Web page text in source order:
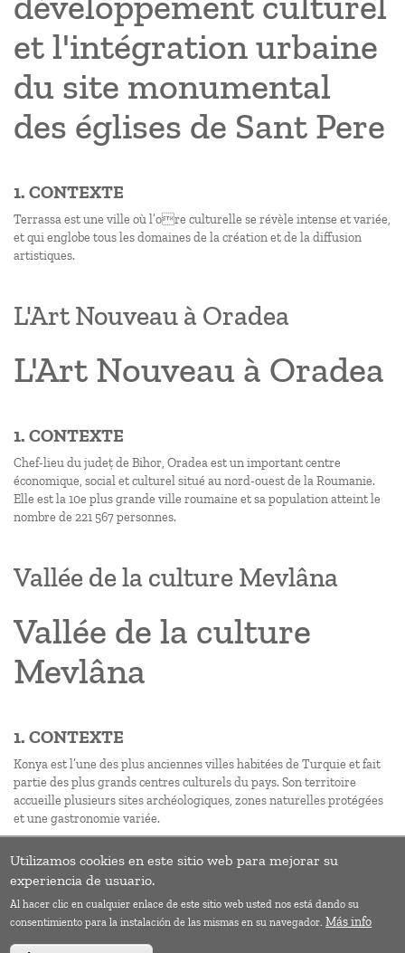
et l'intégration urbaine
du site monumental
des églises de Sant Pere
1. CONTEXTE
Terrassa est une ville où l’ore culturelle se révèle intense et variée,
et qui englobe tous les domaines de la création et de la diffusion
artistiques.
L'Art Nouveau à Oradea
L'Art Nouveau à Oradea
1. CONTEXTE
Chef-lieu du județ de Bihor, Oradea est un important centre
économique, social et culturel situé au nord-ouest de la Roumanie.
Elle est la 10e plus grande ville roumaine et sa population atteint le
nombre de 221 567 personnes.
Vallée de la culture Mevlâna
Vallée de la culture
Mevlâna
1. CONTEXTE
Konya est l’une des plus anciennes villes habitées de Turquie et fait
partie des plus grands centres culturels du pays. Son territoire
accueille plusieurs sites archéologiques, zones naturelles protégées
et une gastronomie variée.
Pagination
S'abonner à Conservation
Utilizamos cookies en este sitio web para mejorar su
experiencia de usuario.
Al hacer clic en cualquier enlace de este sitio web usted nos está dando su
consentimiento para la instalación de las mismas en su navegador. Más info